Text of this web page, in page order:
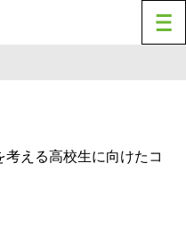
える高校生に向けたコ